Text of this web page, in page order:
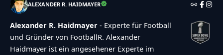
ALEXANDER R. HAIDMAYER
Alexander R. Haidmayer - Experte für Football
und Gründer von FootballR. Alexander
Haidmayer ist ein angesehener Experte im